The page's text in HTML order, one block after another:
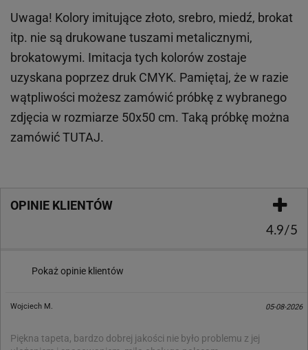
Uwaga! Kolory imitujące złoto, srebro, miedź, brokat
itp. nie są drukowane tuszami metalicznymi,
brokatowymi. Imitacja tych kolorów zostaje
uzyskana poprzez druk CMYK. Pamiętaj, że w razie
wątpliwości możesz zamówić próbkę z wybranego
zdjęcia w rozmiarze 50x50 cm. Taką próbkę można
zamówićTUTAJ.
OPINIE KLIENTÓW
4.9/5
Pokaż opinie klientów
Wojciech M. 05-08-2026
Piękna tapeta, bardzo dobrej jakości nie było problemu z jej